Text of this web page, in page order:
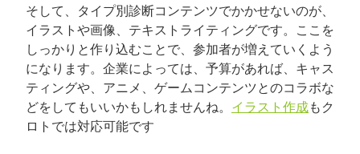
そして、タイプ別診断コンテンツでかかせないのが、
イラストや画像、テキストライティングです。ここを
しっかりと作り込むことで、参加者が増えていくよう
になります。企業によっては、予算があれば、キャス
ティングや、アニメ、ゲームコンテンツとのコラボな
どをしてもいいかもしれませんね。 イラスト作成もク
ロトでは対応可能です